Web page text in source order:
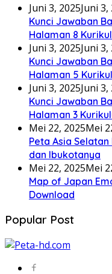
Juni 3, 2025Juni 3,
Kunci Jawaban
Halaman 8
Juni 3, 2025Juni 3,
Kunci Jawaban
Halaman 5
Juni 3, 2025Juni 3,
Kunci Jawaban
Halaman 3
Mei 22, 2025Mei
Peta Asia
dan Ibukotanya
Mei 22, 2025Mei
Map of Japan
Download
Popular Post